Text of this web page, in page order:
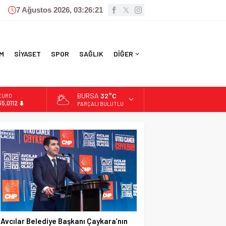
7 Ağustos 2026, 03:26:22
SİYASET SPOR SAĞLIK DİĞER
13.798,82
47,7025
EURO
55,0112
BURSA 32°C
PARÇALI BULUTLU
Avcılar Belediye Başkanı Çaykara’nın